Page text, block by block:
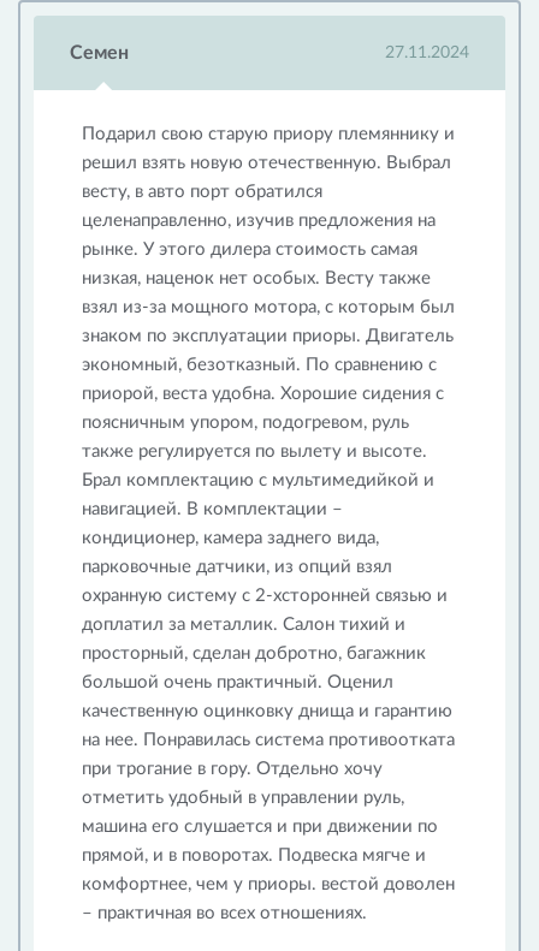
Семен 27.11.2024
Подарил свою старую приору племяннику и
решил взять новую отечественную. Выбрал
весту, в авто порт обратился
целенаправленно, изучив предложения на
рынке. У этого дилера стоимость самая
низкая, наценок нет особых. Весту также
взял из-за мощного мотора, с которым был
знаком по эксплуатации приоры. Двигатель
экономный, безотказный. По сравнению с
приорой, веста удобна. Хорошие сидения с
поясничным упором, подогревом, руль
также регулируется по вылету и высоте.
Брал комплектацию с мультимедийкой и
навигацией. В комплектации –
кондиционер, камера заднего вида,
парковочные датчики, из опций взял
охранную систему с 2-хсторонней связью и
доплатил за металлик. Салон тихий и
просторный, сделан добротно, багажник
большой очень практичный. Оценил
качественную оцинковку днища и гарантию
на нее. Понравилась система противоотката
при трогание в гору. Отдельно хочу
отметить удобный в управлении руль,
машина его слушается и при движении по
прямой, и в поворотах. Подвеска мягче и
комфортнее, чем у приоры. вестой доволен
– практичная во всех отношениях.